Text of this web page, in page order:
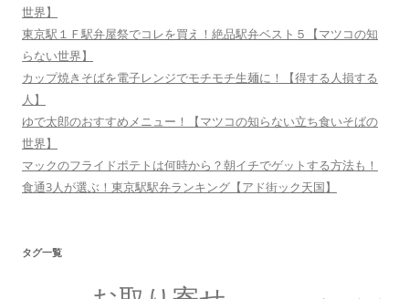
世界】
東京駅１Ｆ駅弁屋祭でコレを買え！絶品駅弁ベスト５【マツコの知
らない世界】
カップ焼きそばを電子レンジでモチモチ生麺に！【得する人損する
人】
ゆで太郎のおすすめメニュー！【マツコの知らない立ち食いそばの
世界】
マックのフライドポテトは何時から？朝イチでゲットする方法も！
食通3人が選ぶ！東京駅駅弁ランキング【アド街ック天国】
タグ一覧